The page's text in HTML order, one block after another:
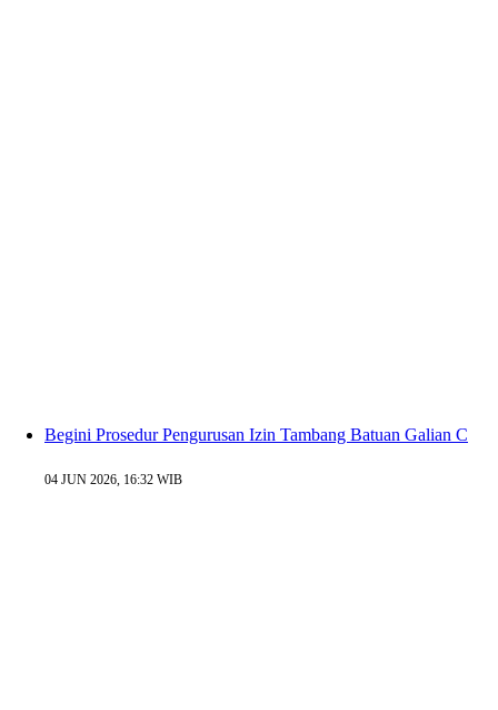
Begini Prosedur Pengurusan Izin Tambang Batuan Galian C
04 JUN 2026, 16:32 WIB